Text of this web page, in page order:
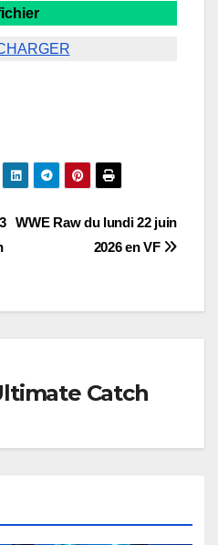
WWE Raw du lundi 22 juin
2026 en VF
Catch